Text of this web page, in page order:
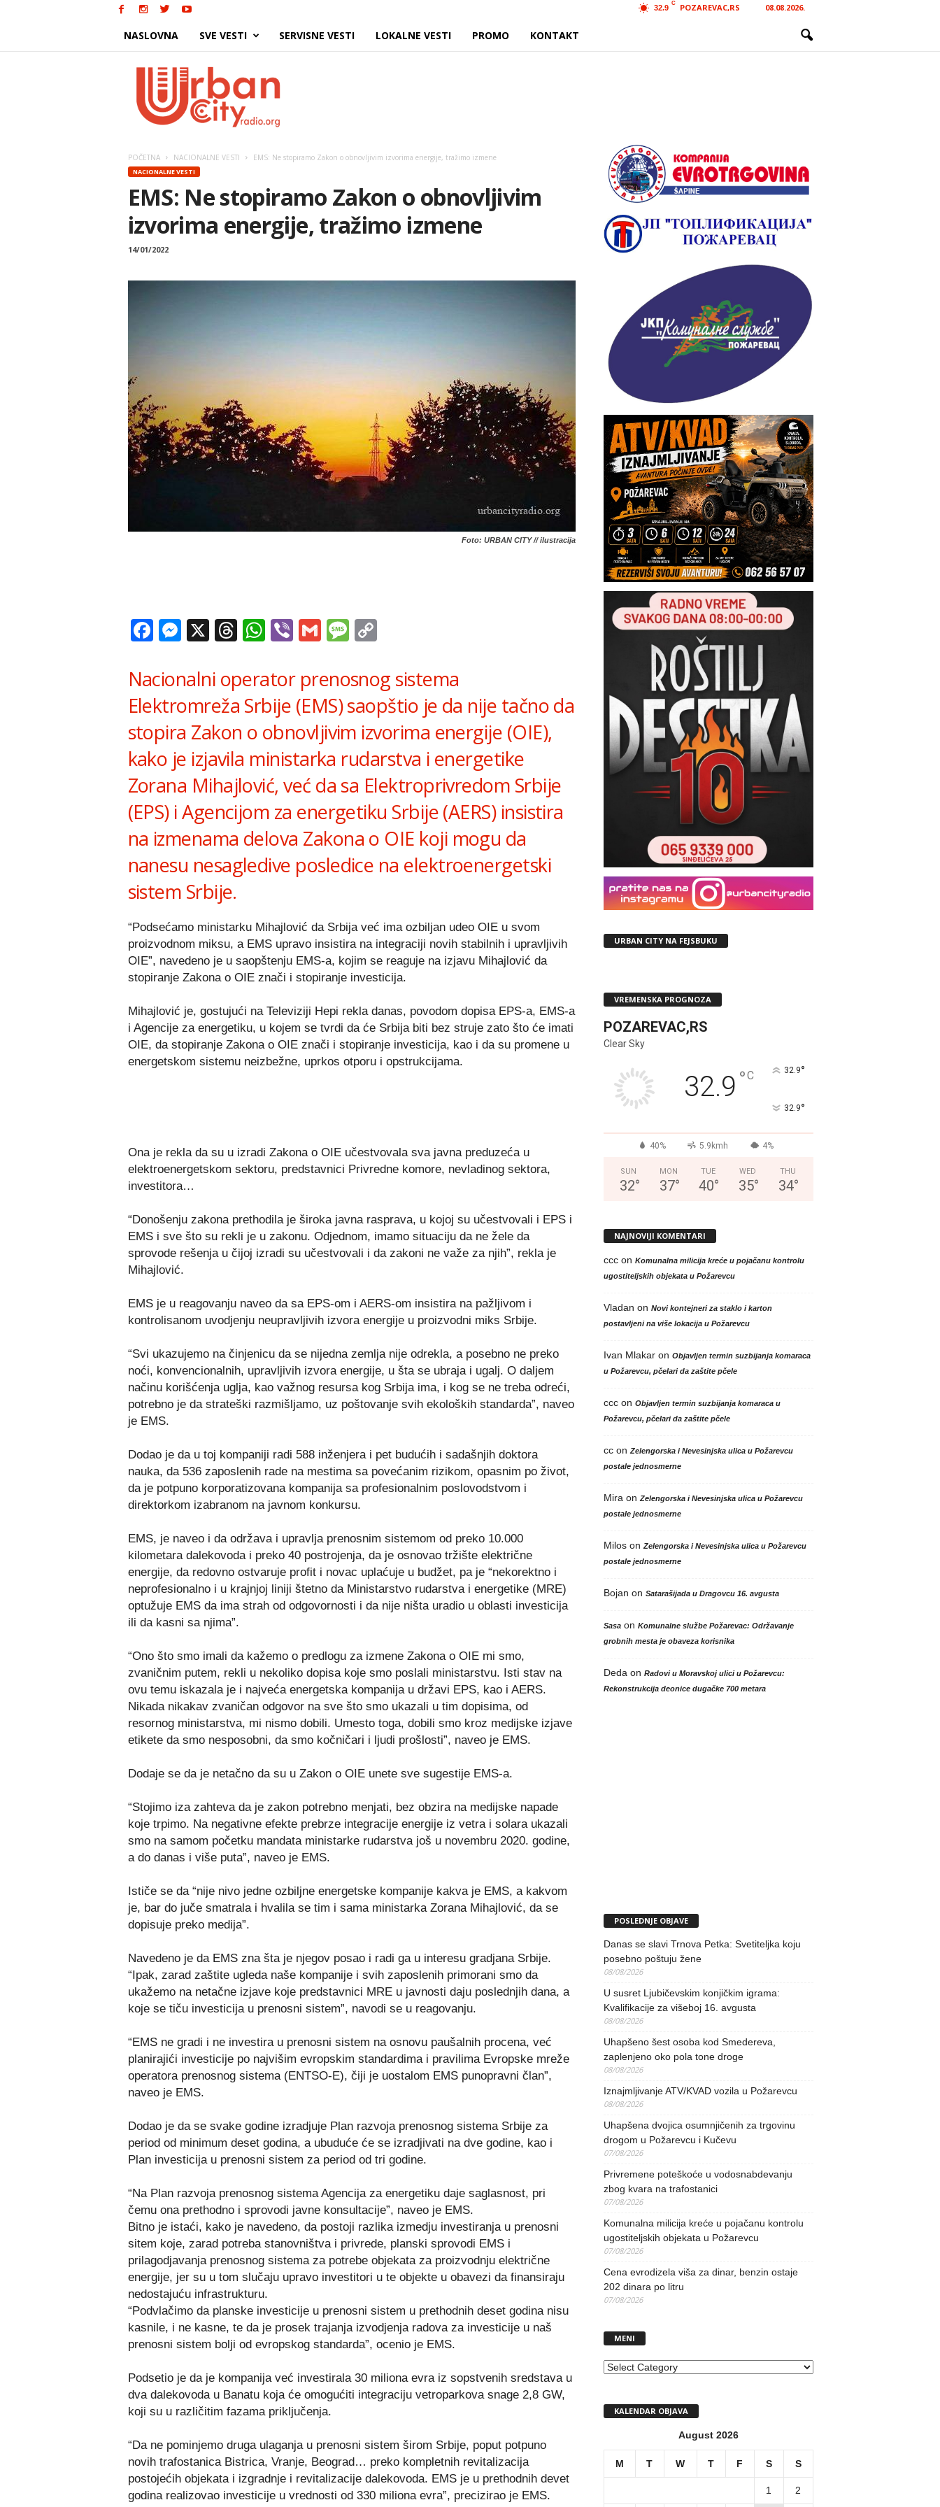
32.9
C POZAREVAC,RS 08.08.2026.
NASLOVNA SVE VESTI SERVISNE VESTI LOKALNE VESTI PROMO KONTAKT
POČETNA NACIONALNE VESTI EMS: Ne stopiramo Zakon o obnovljivim izvorima energije, tražimo izmene
NACIONALNE VESTI
EMS: Ne stopiramo Zakon o obnovljivim
izvorima energije, tražimo izmene
14/01/2022
Foto: URBAN CITY // ilustracija
Facebook
Messenger
X Threads
WhatsApp
ViberGmailMessage
Nacionalni operator prenosnog sistema
Elektromreža Srbije (EMS) saopštio je da nije tačno da
stopira Zakon o obnovljivim izvorima energije (OIE),
kako je izjavila ministarka rudarstva i energetike
Zorana Mihajlović, već da sa Elektroprivredom Srbije
(EPS) i Agencijom za energetiku Srbije (AERS) insistira
na izmenama delova Zakona o OIE koji mogu da
nanesu nesagledive posledice na elektroenergetski
sistem Srbije.
“Podsećamo ministarku Mihajlović da Srbija već ima ozbiljan udeo OIE u svom
proizvodnom miksu, a EMS upravo insistira na integraciji novih stabilnih i upravljivih
OIE”, navedeno je u saopštenju EMS-a, kojim se reaguje na izjavu Mihajlović da
stopiranje Zakona o OIE znači i stopiranje investicija.
Mihajlović je, gostujući na Televiziji Hepi rekla danas, povodom dopisa EPS-a, EMS-a
i Agencije za energetiku, u kojem se tvrdi da će Srbija biti bez struje zato što će imati
OIE, da stopiranje Zakona o OIE znači i stopiranje investicija, kao i da su promene u
energetskom sistemu neizbežne, uprkos otporu i opstrukcijama.
Ona je rekla da su u izradi Zakona o OIE učestvovala sva javna preduzeća u
elektroenergetskom sektoru, predstavnici Privredne komore, nevladinog sektora,
investitora…
“Donošenju zakona prethodila je široka javna rasprava, u kojoj su učestvovali i EPS i
EMS i sve što su rekli je u zakonu. Odjednom, imamo situaciju da ne žele da
sprovode rešenja u čijoj izradi su učestvovali i da zakoni ne važe za njih”, rekla je
Mihajlović.
EMS je u reagovanju naveo da sa EPS-om i AERS-om insistira na pažljivom i
kontrolisanom uvodjenju neupravljivih izvora energije u proizvodni miks Srbije.
“Svi ukazujemo na činjenicu da se nijedna zemlja nije odrekla, a posebno ne preko
noći, konvencionalnih, upravljivih izvora energije, u šta se ubraja i ugalj. O daljem
načinu korišćenja uglja, kao važnog resursa kog Srbija ima, i kog se ne treba odreći,
potrebno je da strateški razmišljamo, uz poštovanje svih ekoloških standarda”, naveo
je EMS.
Dodao je da u toj kompaniji radi 588 inženjera i pet budućih i sadašnjih doktora
nauka, da 536 zaposlenih rade na mestima sa povećanim rizikom, opasnim po život,
da je potpuno korporatizovana kompanija sa profesionalnim poslovodstvom i
direktorkom izabranom na javnom konkursu.
EMS, je naveo i da održava i upravlja prenosnim sistemom od preko 10.000
kilometara dalekovoda i preko 40 postrojenja, da je osnovao tržište električne
energije, da redovno ostvaruje profit i novac uplaćuje u budžet, pa je “nekorektno i
neprofesionalno i u krajnjoj liniji štetno da Ministarstvo rudarstva i energetike (MRE)
optužuje EMS da ima strah od odgovornosti i da nije ništa uradio u oblasti investicija
ili da kasni sa njima”.
“Ono što smo imali da kažemo o predlogu za izmene Zakona o OIE mi smo,
zvaničnim putem, rekli u nekoliko dopisa koje smo poslali ministarstvu. Isti stav na
ovu temu iskazala je i najveća energetska kompanija u državi EPS, kao i AERS.
Nikada nikakav zvaničan odgovor na sve što smo ukazali u tim dopisima, od
resornog ministarstva, mi nismo dobili. Umesto toga, dobili smo kroz medijske izjave
etikete da smo nesposobni, da smo kočničari i ljudi prošlosti”, naveo je EMS.
Dodaje se da je netačno da su u Zakon o OIE unete sve sugestije EMS-a.
“Stojimo iza zahteva da je zakon potrebno menjati, bez obzira na medijske napade
koje trpimo. Na negativne efekte prebrze integracije energije iz vetra i solara ukazali
smo na samom početku mandata ministarke rudarstva još u novembru 2020. godine,
a do danas i više puta”, naveo je EMS.
Ističe se da “nije nivo jedne ozbiljne energetske kompanije kakva je EMS, a kakvom
je, bar do juče smatrala i hvalila se tim i sama ministarka Zorana Mihajlović, da se
dopisuje preko medija”.
Navedeno je da EMS zna šta je njegov posao i radi ga u interesu gradjana Srbije.
“Ipak, zarad zaštite ugleda naše kompanije i svih zaposlenih primorani smo da
ukažemo na netačne izjave koje predstavnici MRE u javnosti daju poslednjih dana, a
koje se tiču investicija u prenosni sistem”, navodi se u reagovanju.
“EMS ne gradi i ne investira u prenosni sistem na osnovu paušalnih procena, već
planirajići investicije po najvišim evropskim standardima i pravilima Evropske mreže
operatora prenosnog sistema (ENTSO-E), čiji je uostalom EMS punopravni član”,
naveo je EMS.
Dodao je da se svake godine izradjuje Plan razvoja prenosnog sistema Srbije za
period od minimum deset godina, a ubuduće će se izradjivati na dve godine, kao i
Plan investicija u prenosni sistem za period od tri godine.
“Na Plan razvoja prenosnog sistema Agencija za energetiku daje saglasnost, pri
čemu ona prethodno i sprovodi javne konsultacije”, naveo je EMS.
Bitno je istaći, kako je navedeno, da postoji razlika izmedju investiranja u prenosni
sitem koje, zarad potreba stanovništva i privrede, planski sprovodi EMS i
prilagodjavanja prenosnog sistema za potrebe objekata za proizvodnju električne
energije, jer su u tom slučaju upravo investitori u te objekte u obavezi da finansiraju
nedostajuću infrastrukturu.
“Podvlačimo da planske investicije u prenosni sistem u prethodnih deset godina nisu
kasnile, i ne kasne, te da je prosek trajanja izvodjenja radova za investicije u naš
prenosni sistem bolji od evropskog standarda”, ocenio je EMS.
Podsetio je da je kompanija već investirala 30 miliona evra iz sopstvenih sredstava u
dva dalekovoda u Banatu koja će omogućiti integraciju vetroparkova snage 2,8 GW,
koji su u različitim fazama priključenja.
“Da ne pominjemo druga ulaganja u prenosni sistem širom Srbije, poput potpuno
novih trafostanica Bistrica, Vranje, Beograd… preko kompletnih revitalizacija
postojećih objekata i izgradnje i revitalizacije dalekovoda. EMS je u prethodnih devet
godina realizovao investicije u vrednosti od 330 miliona evra”, precizirao je EMS.
URBAN CITY NA FEJSBUKU
VREMENSKA PROGNOZA
POZAREVAC,RS
Clear Sky
32.9 °C 32.9°
32.9°
40% 5.9kmh 4%
SUN
32°
MON
37°
TUE
40°
WED
35°
THU
34°
NAJNOVIJI KOMENTARI
cccon Komunalna milicija kreće u pojačanu kontrolu
ugostiteljskih objekata u Požarevcu
Vladan on Novi kontejneri za staklo i karton
postavljeni na više lokacija u Požarevcu
Ivan Mlakaron Objavljen termin suzbijanja komaraca
u Požarevcu, pčelari da zaštite pčele
cccon Objavljen termin suzbijanja komaraca u
Požarevcu, pčelari da zaštite pčele
ccon Zelengorska i Nevesinjska ulica u Požarevcu
postale jednosmerne
Mira on Zelengorska i Nevesinjska ulica u Požarevcu
postale jednosmerne
Miloson Zelengorska i Nevesinjska ulica u Požarevcu
postale jednosmerne
Bojan on Satarašijada u Dragovcu 16. avgusta
Sasaon Komunalne službe Požarevac: Održavanje
grobnih mesta je obaveza korisnika
Deda on Radovi u Moravskoj ulici u Požarevcu:
Rekonstrukcija deonice dugačke 700 metara
POSLEDNJE OBJAVE
Danas se slavi Trnova Petka: Svetiteljka koju
posebno poštuju žene
08/08/2026
U susret Ljubičevskim konjičkim igrama:
Kvalifikacije za višeboj 16. avgusta
08/08/2026
Uhapšeno šest osoba kod Smedereva,
zaplenjeno oko pola tone droge
08/08/2026
Iznajmljivanje ATV/KVAD vozila u Požarevcu
08/08/2026
Uhapšena dvojica osumnjičenih za trgovinu
drogom u Požarevcu i Kučevu
07/08/2026
Privremene poteškoće u vodosnabdevanju
zbog kvara na trafostanici
07/08/2026
Komunalna milicija kreće u pojačanu kontrolu
ugostiteljskih objekata u Požarevcu
07/08/2026
Cena evrodizela viša za dinar, benzin ostaje
202 dinara po litru
07/08/2026
MENI
MENI
KALENDAR OBJAVA
August 2026
M T W T F S S
1 2